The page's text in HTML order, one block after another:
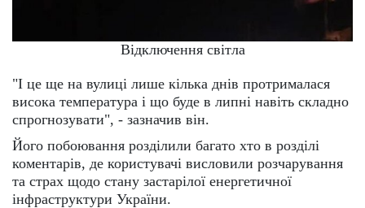
Відключення світла
"І це ще на вулиці лише кілька днів протрималася
висока температура і що буде в липні навіть складно
спрогнозувати", - зазначив він.
Його побоювання розділили багато хто в розділі
коментарів, де користувачі висловили розчарування
та страх щодо стану застарілої енергетичної
інфраструктури України.